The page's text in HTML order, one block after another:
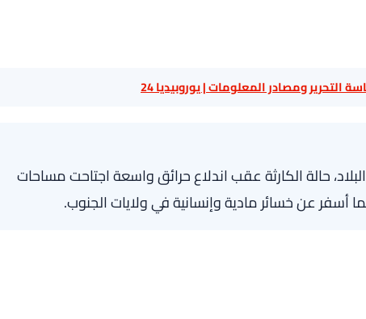
التحرير ومصادر المعلومات | يوروبيديا 24
حالة الكارثة عقب اندلاع حرائق واسعة اجتاحت مساحات
أسفر عن خسائر مادية وإنسانية في ولايات الجنوب.